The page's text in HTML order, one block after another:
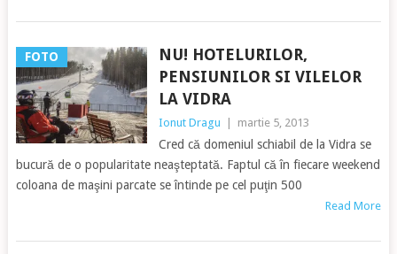
FOTO
NU! HOTELURILOR,
PENSIUNILOR SI VILELOR
LA VIDRA
Ionut Dragu martie 5, 2013
Cred că domeniul schiabil de la Vidra se
bucură de o popularitate neaşteptată. Faptul că în fiecare weekend
coloana de maşini parcate se întinde pe cel puţin 500
Read More